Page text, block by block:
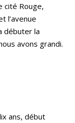
cité Rouge,
l’avenue
débuter la
avons grandi.
ans, début